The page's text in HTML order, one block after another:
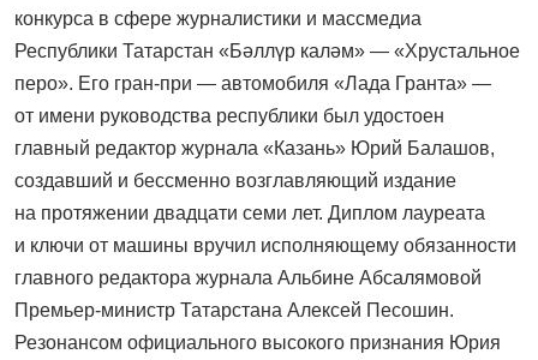
конкурса в сфере журналистики и массмедиа
Республики Татарстан «Бәллүр каләм» — «Хрустальное
перо». Его гран-при — автомобиля «Лада Гранта» —
от имени руководства республики был удостоен
главный редактор журнала «Казань» Юрий Балашов,
создавший и бессменно возглавляющий издание
на протяжении двадцати семи лет. Диплом лауреата
и ключи от машины вручил исполняющему обязанности
главного редактора журнала Альбине Абсалямовой
Премьер-министр Татарстана Алексей Песошин.
Резонансом официального высокого признания Юрия